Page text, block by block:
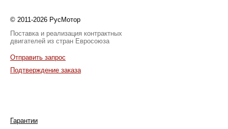
© 2011-2026 РусМотор
Поставка и реализация контрактных
двигателей из стран Евросоюза
Отправить запрос
Подтверждение заказа
Гарантии